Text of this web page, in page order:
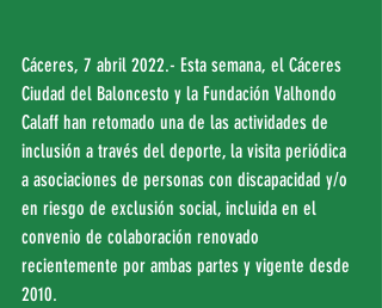
Cáceres, 7 abril 2022.- Esta semana, el Cáceres
Ciudad del Baloncesto y la Fundación Valhondo
Calaff han retomado una de las actividades de
inclusión a través del deporte, la visita periódica
a asociaciones de personas con discapacidad y/o
en riesgo de exclusión social, incluida en el
convenio de colaboración renovado
recientemente por ambas partes y vigente desde
2010.